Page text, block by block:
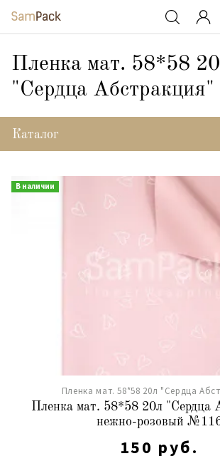
Пленка мат. 58*58
"Сердца Абстракция"
Каталог
В наличии
Пленка мат. 58*58 20л "Сердца
Пленка мат. 58*58 20л "Сердца
нежно-розовый
150 руб.